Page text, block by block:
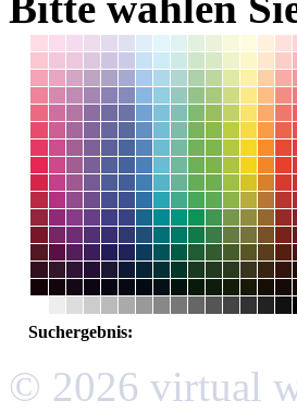
Suchergebnis:
© 2026 virtual